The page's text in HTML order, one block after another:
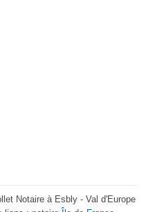
Notaire à Esbly - Val d'Europe